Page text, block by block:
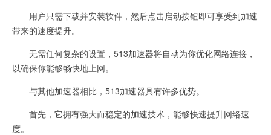
用户只需下载并安装软件，然后点击启动按钮即可享受到加速
带来的速度提升。
无需任何复杂的设置，513加速器将自动为你优化网络连接，
以确保你能够畅快地上网。
与其他加速器相比，513加速器具有许多优势。
首先，它拥有强大而稳定的加速技术，能够快速提升网络速
度。